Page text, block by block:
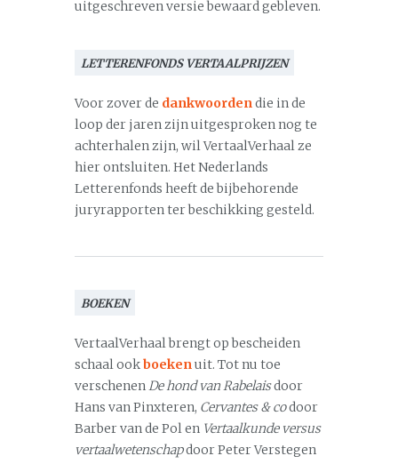
uitgeschreven versie bewaard gebleven.
LETTERENFONDS VERTAALPRIJZEN
Voor zover de dankwoordendie in de
loop der jaren zijn uitgesproken nog te
achterhalen zijn, wil VertaalVerhaal ze
hier ontsluiten. Het Nederlands
Letterenfonds heeft de bijbehorende
juryrapporten ter beschikking gesteld.
BOEKEN
VertaalVerhaal brengt op bescheiden
schaal ookboekenuit. Tot nu toe
verschenenDe hond van Rabelaisdoor
Hans van Pinxteren, Cervantes & codoor
Barber van de Pol en Vertaalkunde versus
vertaalwetenschapdoor Peter Verstegen